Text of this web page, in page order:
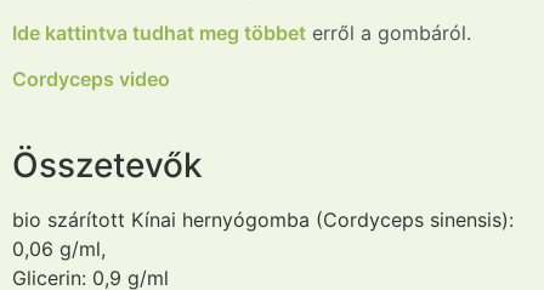
Ide kattintva tudhat meg többet erről a gombáról.
Cordyceps video
Összetevők
bio szárított Kínai hernyógomba (Cordyceps sinensis):
0,06 g/ml,
Glicerin: 0,9 g/ml